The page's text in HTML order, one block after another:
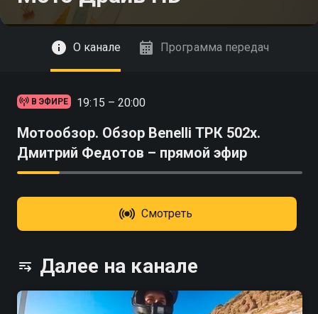
О канале Программа передач
В ЭФИРЕ 19:15 – 20:00
Мотообзор. Обзор Benelli ТРК 502х.
Дмитрий Федотов – прямой эфир
Смотреть
Далее на канале